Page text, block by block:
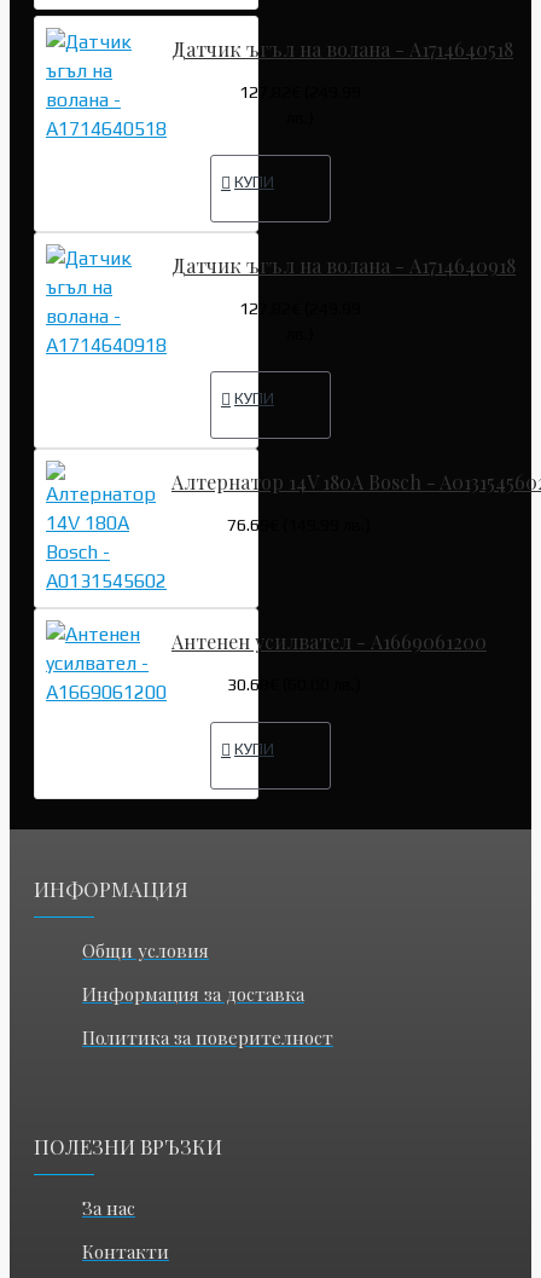
Датчик ъгъл на волана - A1714640518
127.82€ (249.99
КУПИ
Датчик ъгъл на волана - A1714640918
127.82€ (249.99
КУПИ
Алтернатор 14V 180A Bosch -
76.69€ (149.99 лв.)
Антенен усилвател - A1669061200
30.68€ (60.00 лв.)
КУПИ
ИНФОРМАЦИЯ
Общи условия
Информация за доставка
Политика за поверителност
ПОЛЕЗНИ ВРЪЗКИ
За нас
Контакти